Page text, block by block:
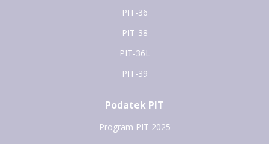
PIT-36
PIT-38
PIT-36L
PIT-39
Podatek PIT
Program PIT 2025